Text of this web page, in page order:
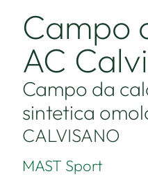
Campo
AC
Campo da
sintetica
CALVISANO
MAST Sport